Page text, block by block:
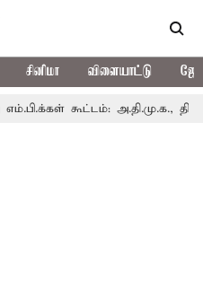
சினிமா விளையாட்டு
அ.தி.மு.க., தி.மு.க.